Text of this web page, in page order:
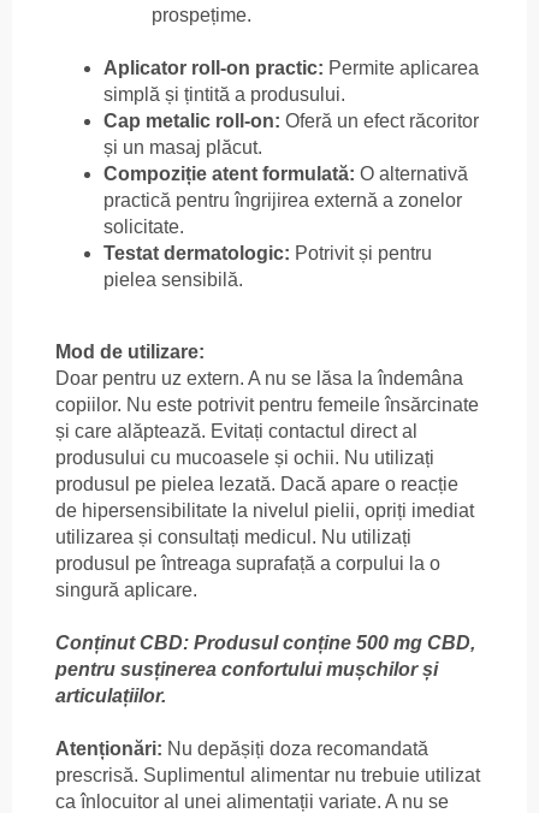
prospețime.
Aplicator roll-on practic: Permite aplicarea
simplă și țintită a produsului.
Cap metalic roll-on: Oferă un efect răcoritor
și un masaj plăcut.
Compoziție atent formulată: O alternativă
practică pentru îngrijirea externă a zonelor
solicitate.
Testat dermatologic: Potrivit și pentru
pielea sensibilă.
Mod de utilizare:
Doar pentru uz extern. A nu se lăsa la îndemâna
copiilor. Nu este potrivit pentru femeile însărcinate
și care alăptează. Evitați contactul direct al
produsului cu mucoasele și ochii. Nu utilizați
produsul pe pielea lezată. Dacă apare o reacție
de hipersensibilitate la nivelul pielii, opriți imediat
utilizarea și consultați medicul. Nu utilizați
produsul pe întreaga suprafață a corpului la o
singură aplicare.
Conținut CBD: Produsul conține 500 mg CBD,
pentru susținerea confortului mușchilor și
articulațiilor.
Atenționări: Nu depășiți doza recomandată
prescrisă. Suplimentul alimentar nu trebuie utilizat
ca înlocuitor al unei alimentații variate. A nu se